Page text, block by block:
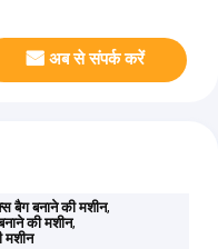
अब से संपर्क करें
बैग बनाने की मशीन,
की मशीन,
मशीन